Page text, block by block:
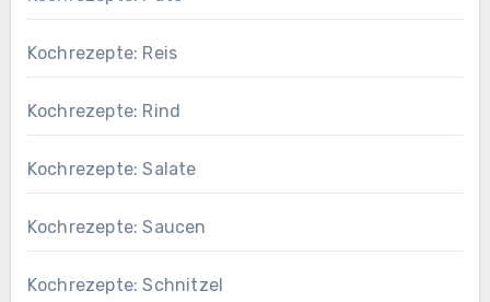
Kochrezepte: Reis
Kochrezepte: Rind
Kochrezepte: Salate
Kochrezepte: Saucen
Kochrezepte: Schnitzel